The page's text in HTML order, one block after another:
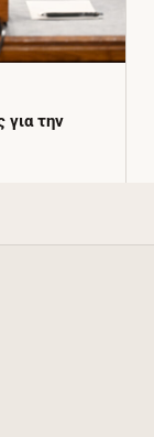
για την